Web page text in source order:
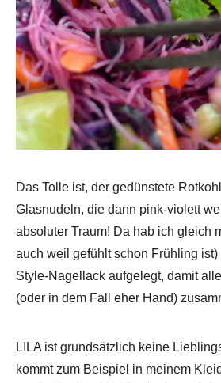
Das Tolle ist, der gedünstete
Glasnudeln, die dann pink-violett
absoluter Traum! Da hab ich gleich
auch weil gefühlt schon Frühling
Style-Nagellack aufgelegt, damit
(oder in dem Fall eher Hand)
LILA ist grundsätzlich keine
kommt zum Beispiel in meinem